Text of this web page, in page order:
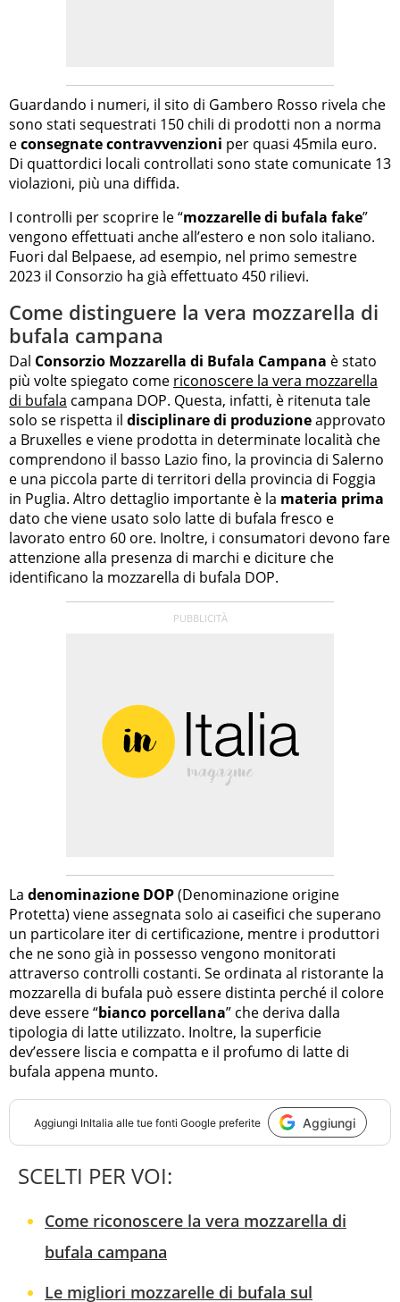
Guardando i numeri, il sito di Gambero Rosso rivela che
sono stati sequestrati 150 chili di prodotti non a norma
econsegnate contravvenzioni per quasi 45mila euro.
Di quattordici locali controllati sono state comunicate 13
violazioni, più una diffida.
I controlli per scoprire le “mozzarelle di bufala fake”
vengono effettuati anche all’estero e non solo italiano.
Fuori dal Belpaese, ad esempio, nel primo semestre
2023 il Consorzio ha già effettuato 450 rilievi.
Come distinguere la vera mozzarella di
bufala campana
Dal Consorzio Mozzarella di Bufala Campana è stato
più volte spiegato come riconoscere la vera mozzarella
di bufala campana DOP. Questa, infatti, è ritenuta tale
solo se rispetta il disciplinare di produzioneapprovato
a Bruxelles e viene prodotta in determinate località che
comprendono il basso Lazio fino, la provincia di Salerno
e una piccola parte di territori della provincia di Foggia
in Puglia. Altro dettaglio importante è la materia prima
dato che viene usato solo latte di bufala fresco e
lavorato entro 60 ore. Inoltre, i consumatori devono fare
attenzione alla presenza di marchi e diciture che
identificano la mozzarella di bufala DOP.
La denominazione DOP(Denominazione origine
Protetta) viene assegnata solo ai caseifici che superano
un particolare iter di certificazione, mentre i produttori
che ne sono già in possesso vengono monitorati
attraverso controlli costanti. Se ordinata al ristorante la
mozzarella di bufala può essere distinta perché il colore
deve essere “bianco porcellana” che deriva dalla
tipologia di latte utilizzato. Inoltre, la superficie
dev’essere liscia e compatta e il profumo di latte di
bufala appena munto.
Aggiungi InItalia alle tue fonti Google preferite Aggiungi
SCELTI PER VOI:
Come riconoscere la vera mozzarella di
bufala campana
Le migliori mozzarelle di bufala sul